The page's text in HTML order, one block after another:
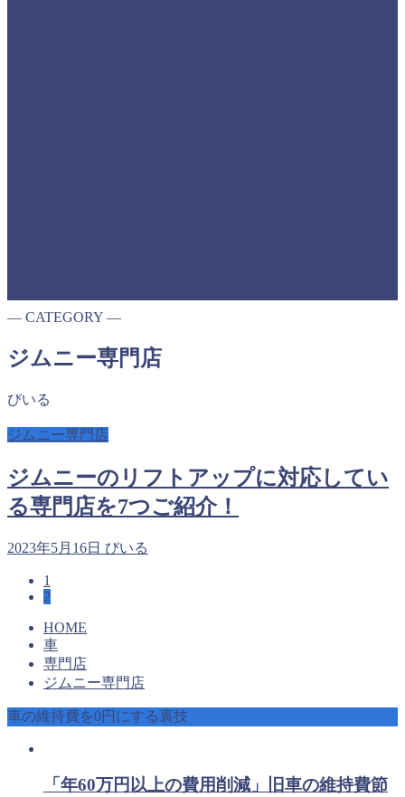
― CATEGORY ―
ジムニー専門店
びいる
ジムニー専門店
ジムニーのリフトアップに対応してい
る専門店を7つご紹介！
2023年5月16日 びいる
1
2
HOME
車
専門店
ジムニー専門店
車の維持費を0円にする裏技
「年60万円以上の費用削減」旧車の維持費節